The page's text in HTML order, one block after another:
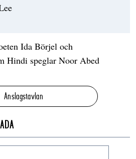
Ida Börjel och
Hindi speglar Noor Abed
Anslagstavlan